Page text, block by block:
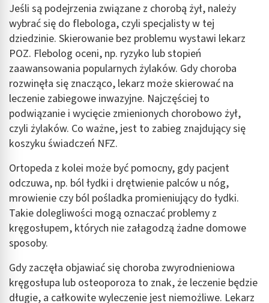
Jeśli są podejrzenia związane z chorobą żył, należy
wybrać się do flebologa, czyli specjalisty w tej
dziedzinie. Skierowanie bez problemu wystawi lekarz
POZ. Flebolog oceni, np. ryzyko lub stopień
zaawansowania popularnych żylaków. Gdy choroba
rozwinęła się znacząco, lekarz może skierować na
leczenie zabiegowe inwazyjne. Najczęściej to
podwiązanie i wycięcie zmienionych chorobowo żył,
czyli żylaków. Co ważne, jest to zabieg znajdujący się
koszyku świadczeń NFZ.
Ortopeda z kolei może być pomocny, gdy pacjent
odczuwa, np. ból łydki i drętwienie palców u nóg,
mrowienie czy ból pośladka promieniujący do łydki.
Takie dolegliwości mogą oznaczać problemy z
kręgosłupem, których nie załagodzą żadne domowe
sposoby.
Gdy zaczęła objawiać się choroba zwyrodnieniowa
kręgosłupa lub osteoporoza to znak, że leczenie będzie
długie, a całkowite wyleczenie jest niemożliwe. Lekarz